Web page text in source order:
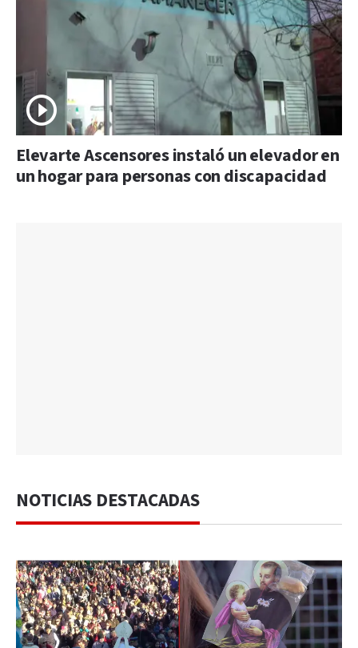
Elevarte Ascensores instaló un elevador en
un hogar para personas con discapacidad
NOTICIAS DESTACADAS